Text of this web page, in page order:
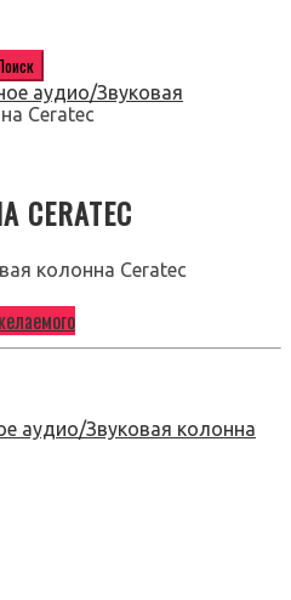
аудио/Звуковая
Ceratec
колонна Ceratec
аудио/Звуковая колонна